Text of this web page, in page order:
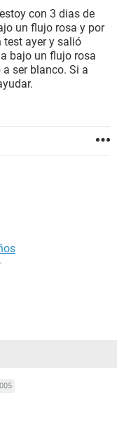
con 3 dias de
un flujo rosa y por
test ayer y salió
bajo un flujo rosa
ser blanco. Si a